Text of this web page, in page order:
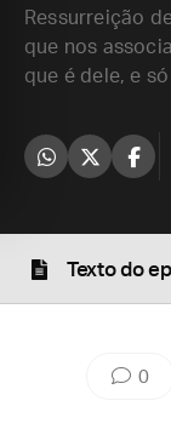
Ressurreição
que nos
que é dele, e
Texto do
0